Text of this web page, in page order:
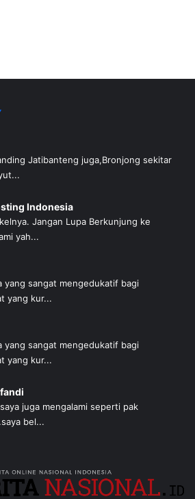
Jatibanteng juga,Bronjong sekitar
Indonesia
Jangan Lupa Berkunjung ke
yah...
yang sangat mengedukatif bagi
yang kur...
yang sangat mengedukatif bagi
yang kur...
juga mengalami seperti pak
bel...